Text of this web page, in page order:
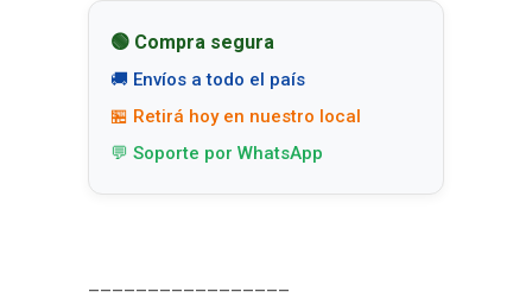
🟢 Compra segura
🚚 Envíos a todo el país
🏪 Retirá hoy en nuestro local
💬 Soporte por WhatsApp